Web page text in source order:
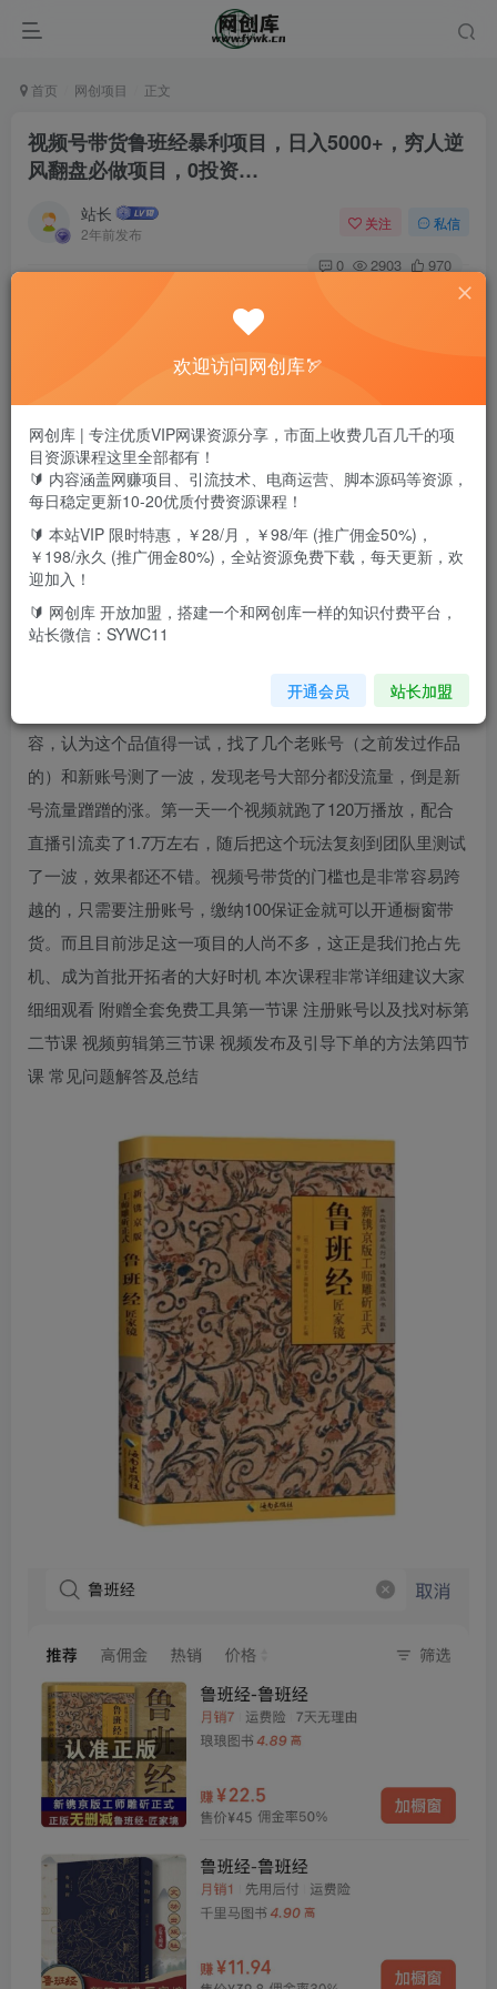
首页 网创项目 正文
视频号带货鲁班经暴利项目，日入5000+，穷人逆
风翻盘必做项目，0投资…
站长
2年前发布
关注 私信
0 2903 970
今天给大家分享的是经过我团队实测后，获得不错成绩的一
个项目——视频号带货（鲁班经）。在这之前我的团队一直
专注短视频带货，经历315账号大批被封禁的灰暗时刻，我
悟了，鸡蛋不能放到同一个篮子里，闲下来的时候就想着研
究一下视频号带货。正好前段时间在抖音刷到了一个短视频
卖鲁班经，就想着去视频号试试，正好视频号还没有太多内
容，认为这个品值得一试，找了几个老账号（之前发过作品
的）和新账号测了一波，发现老号大部分都没流量，倒是新
号流量蹭蹭的涨。第一天一个视频就跑了120万播放，配合
直播引流卖了1.7万左右，随后把这个玩法复刻到团队里测试
了一波，效果都还不错。视频号带货的门槛也是非常容易跨
越的，只需要注册账号，缴纳100保证金就可以开通橱窗带
货。而且目前涉足这一项目的人尚不多，这正是我们抢占先
机、成为首批开拓者的大好时机 本次课程非常详细建议大家
细细观看 附赠全套免费工具第一节课 注册账号以及找对标第
二节课 视频剪辑第三节课 视频发布及引导下单的方法第四节
课 常见问题解答及总结
欢迎访问网创库🏹
网创库 | 专注优质VIP网课资源分享，市面上收费几百几千的项
目资源课程这里全部都有！
🔰 内容涵盖网赚项目、引流技术、电商运营、脚本源码等资源，
每日稳定更新10-20优质付费资源课程！
🔰 本站VIP 限时特惠，￥28/月，￥98/年 (推广佣金50%)，
￥198/永久 (推广佣金80%)，全站资源免费下载，每天更新，欢
迎加入！
🔰 网创库 开放加盟，搭建一个和网创库一样的知识付费平台，
站长微信：SYWC11
开通会员 站长加盟